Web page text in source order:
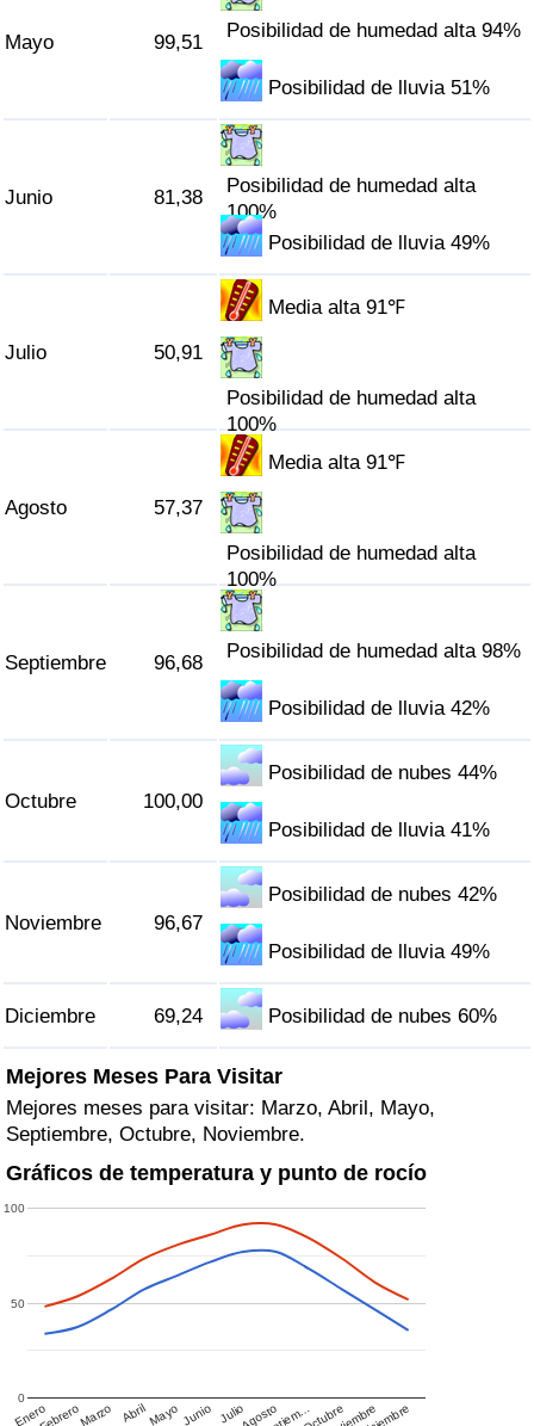
Mayo 99,51
Posibilidad de humedad alta 94%
Posibilidad de lluvia 51%
Junio 81,38
Posibilidad de humedad alta
100%
Posibilidad de lluvia 49%
Julio 50,91
Media alta 91℉
Posibilidad de humedad alta
100%
Agosto 57,37
Media alta 91℉
Posibilidad de humedad alta
100%
Septiembre 96,68
Posibilidad de humedad alta 98%
Posibilidad de lluvia 42%
Octubre 100,00
Posibilidad de nubes 44%
Posibilidad de lluvia 41%
Noviembre 96,67
Posibilidad de nubes 42%
Posibilidad de lluvia 49%
Diciembre 69,24 Posibilidad de nubes 60%
Mejores Meses Para Visitar
Mejores meses para visitar: Marzo, Abril, Mayo,
Septiembre, Octubre, Noviembre.
Gráficos de temperatura y punto de rocío
EneroFebreroMarzo AbrilMayo Junio JulioAgosto Octubre
0
50
100
Índice de Tráfico por País